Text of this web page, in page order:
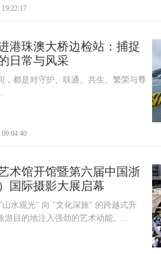
港珠澳大桥边检站：捕捉
日常与风采
，都是对守护、联通、共生、繁荣与尊
术馆开馆暨第六届中国浙
国际摄影大展启幕​
水观光" 向 "文化深旅" 的跨越式升
游目的地注入强劲的艺术动能。...